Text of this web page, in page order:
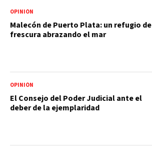
OPINIÓN
Malecón de Puerto Plata: un refugio de
frescura abrazando el mar
OPINIÓN
El Consejo del Poder Judicial ante el
deber de la ejemplaridad